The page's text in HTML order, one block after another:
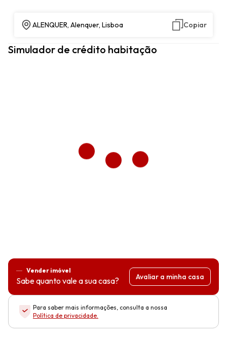
ALENQUER, Alenquer, Lisboa Copiar
Simulador de crédito habitação
Vender imóvel
Sabe quanto vale a sua casa? Avaliar a minha casa
Para saber mais informações, consulta a nossa
Política de privacidade.